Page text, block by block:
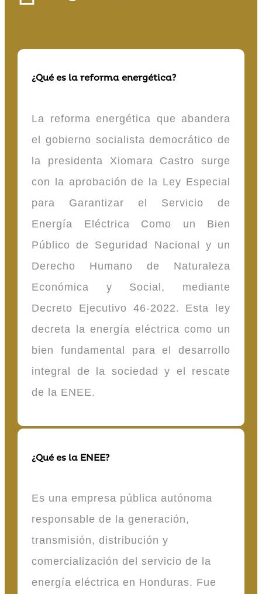
¿Qué es la reforma energética?
La reforma energética que abandera
el gobierno socialista democrático de
la presidenta Xiomara Castro surge
con la aprobación de la Ley Especial
para Garantizar el Servicio de
Energía Eléctrica Como un Bien
Público de Seguridad Nacional y un
Derecho Humano de Naturaleza
Económica y Social, mediante
Decreto Ejecutivo 46-2022. Esta ley
decreta la energía eléctrica como un
bien fundamental para el desarrollo
integral de la sociedad y el rescate
de la ENEE.
¿Qué es la ENEE?
Es una empresa pública autónoma
responsable de la generación,
transmisión, distribución y
comercialización del servicio de la
energía eléctrica en Honduras. Fue